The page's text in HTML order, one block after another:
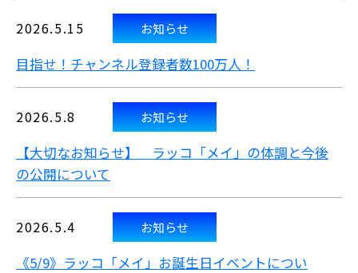
2026.5.15 お知らせ
目指せ！チャンネル登録者数100万人！
2026.5.8 お知らせ
【大切なお知らせ】 ラッコ「メイ」の体調と今後
の公開について
2026.5.4 お知らせ
《5/9》ラッコ「メイ」お誕生日イベントについ